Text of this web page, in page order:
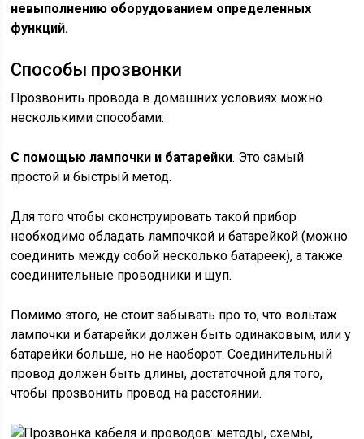
невыполнению оборудованием определенных
функций.
Способы прозвонки
Прозвонить провода в домашних условиях можно
несколькими способами:
С помощью лампочки и батарейки. Это самый
простой и быстрый метод.
Для того чтобы сконструировать такой прибор
необходимо обладать лампочкой и батарейкой (можно
соединить между собой несколько батареек), а также
соединительные проводники и щуп.
Помимо этого, не стоит забывать про то, что вольтаж
лампочки и батарейки должен быть одинаковым, или у
батарейки больше, но не наоборот. Соединительный
провод должен быть длины, достаточной для того,
чтобы прозвонить провод на расстоянии.